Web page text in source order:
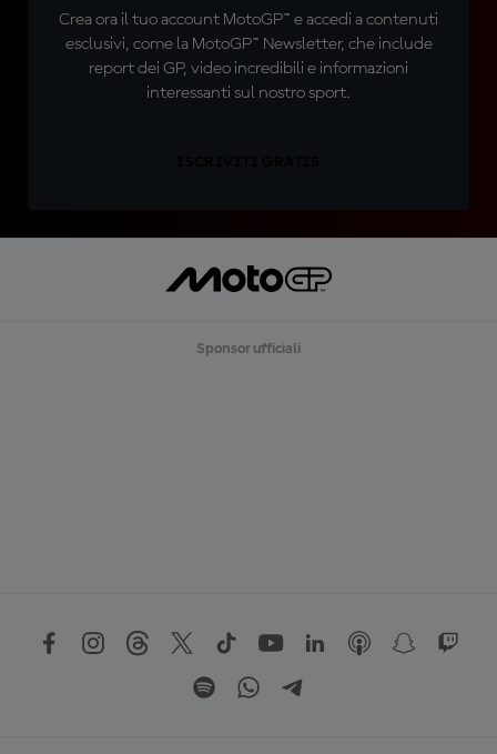
Crea ora il tuo account MotoGP™ e accedi a contenuti
esclusivi, come la MotoGP™ Newsletter, che include
report dei GP, video incredibili e informazioni
interessanti sul nostro sport.
Sponsor ufficiali